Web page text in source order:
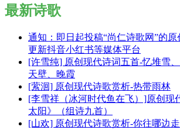
最新诗歌
通知：即日起投稿“尚仁诗歌网”的
更新抖音小红书等媒体平台
[许雪纯] 原创现代诗词五首-忆堆雪
天壁、晚霞
[萦洄] 原创现代诗歌赏析-热带雨林
[李雪祥（冰河时代鱼在飞）]原创现
太阳》（组诗九首）
[山欢] 原创现代诗歌赏析-你往哪边走